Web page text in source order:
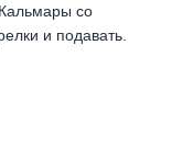
со
и подавать.